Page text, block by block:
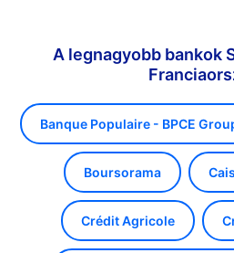
A legnagyobb bankok
Banque Populaire - BPCE
Boursorama
Crédit Agricole